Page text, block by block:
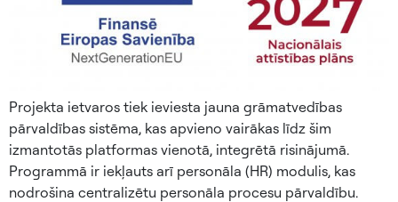
Projekta ietvaros tiek ieviesta jauna grāmatvedības
pārvaldības sistēma, kas apvieno vairākas līdz šim
izmantotās platformas vienotā, integrētā risinājumā.
Programmā ir iekļauts arī personāla (HR) modulis, kas
nodrošina centralizētu personāla procesu pārvaldību.